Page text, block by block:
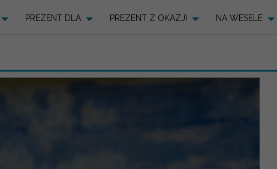
PREZENT DLA PREZENT Z OKAZJI NA WESELE